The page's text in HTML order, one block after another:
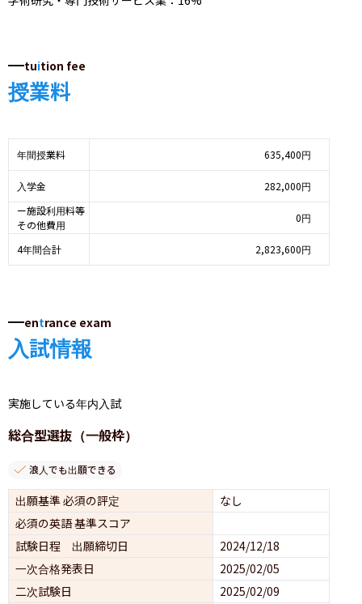
tuition fee
授業料
年間授業料 635,400円
入学金
282,000円
ー施設利用料等
その他費用
0円
4年間合計 2,823,600円
entrance exam
入試情報
実施している年内入試
総合型選抜（一般枠）
浪人でも出願できる
出願基準 必須の評定
なし
必須の英語 基準スコア
試験日程 出願締切日
2024/12/18
一次合格発表日
2025/02/05
二次試験日
2025/02/09